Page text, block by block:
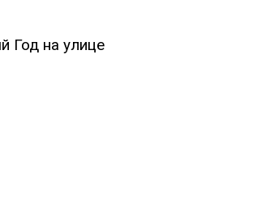
Год на улице